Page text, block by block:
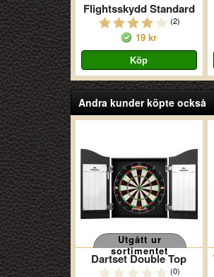
Flightsskydd Standard
(2)
19 kr
Andra kunder köpte också
Utgått ur
sortimentet
Dartset Double Top
(0)